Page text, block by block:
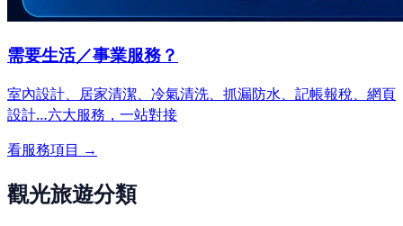
需要生活／事業服務？
室內設計、居家清潔、冷氣清洗、抓漏防水、記帳報稅、網頁
設計…六大服務，一站對接
看服務項目 →
觀光旅遊分類